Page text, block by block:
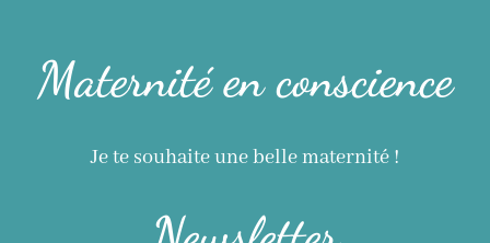
Maternité en conscience
Je te souhaite une belle maternité !